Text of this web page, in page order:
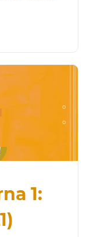
1: